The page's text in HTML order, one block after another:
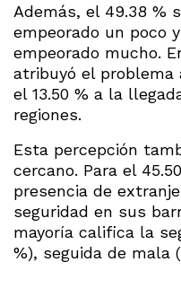
Además, el 49.38 %
empeorado un poco
empeorado mucho.
atribuyó el problema
el 13.50 % a la
regiones.
Esta percepción
cercano. Para el
presencia de
seguridad en sus
mayoría califica la
%), seguida de mala